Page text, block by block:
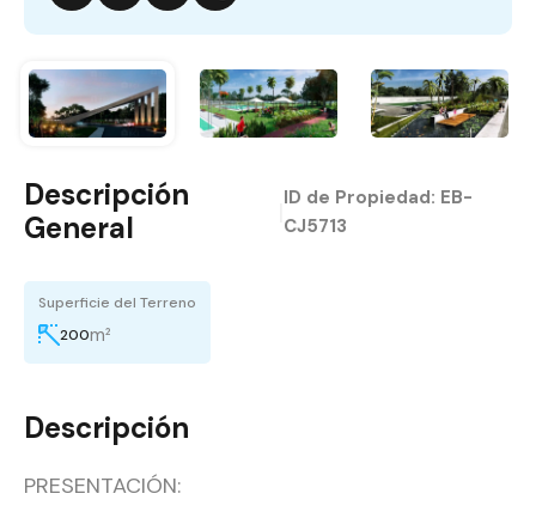
Descripción
General
ID de Propiedad: EB-
CJ5713
Superficie del Terreno
200m²
Descripción
PRESENTACIÓN: